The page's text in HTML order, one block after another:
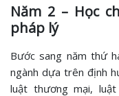
Năm 2 – Học
pháp lý
Bước sang năm thứ
ngành dựa trên định
luật thương mại,